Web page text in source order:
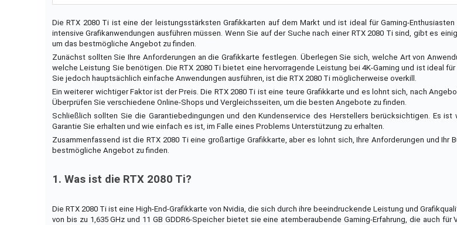
Die RTX 2080 Ti ist eine der leistungsstärksten Grafikkarten auf dem Markt und ist ideal für Gaming-
intensive Grafikanwendungen ausführen müssen. Wenn Sie auf der Suche nach einer RTX 2080 Ti sind, gibt es
um das bestmögliche Angebot zu finden.
Zunächst sollten Sie Ihre Anforderungen an die Grafikkarte festlegen. Überlegen Sie sich, welche Art von
welche Leistung Sie benötigen. Die RTX 2080 Ti bietet eine hervorragende Leistung bei 4K-Gaming und ist ideal
Sie jedoch hauptsächlich einfache Anwendungen ausführen, ist die RTX 2080 Ti möglicherweise overkill.
Ein weiterer wichtiger Faktor ist der Preis. Die RTX 2080 Ti ist eine teure Grafikkarte und es lohnt sich, nach
Überprüfen Sie verschiedene Online-Shops und Vergleichsseiten, um die besten Angebote zu finden.
Schließlich sollten Sie die Garantiebedingungen und den Kundenservice des Herstellers berücksichtigen. Es
Garantie Sie erhalten und wie einfach es ist, im Falle eines Problems Unterstützung zu erhalten.
Zusammenfassend ist die RTX 2080 Ti eine großartige Grafikkarte, aber es lohnt sich, Ihre Anforderungen und Ihr
bestmögliche Angebot zu finden.
1. Was ist die RTX 2080 Ti?
Die RTX 2080 Ti ist eine High-End-Grafikkarte von Nvidia, die sich durch ihre beeindruckende Leistung und
von bis zu 1,635 GHz und 11 GB GDDR6-Speicher bietet sie eine atemberaubende Gaming-Erfahrung, die auch für